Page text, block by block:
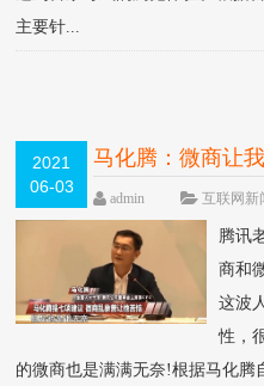
主要针...
2021
06-03
马化腾：微商让
admin 互联网新
论
腾讯
商和
这波
性，
的微商也是满满无奈!根据马化腾